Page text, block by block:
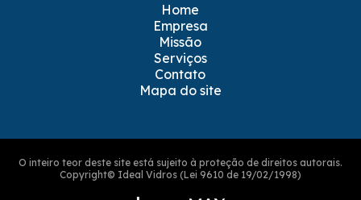
Home
Empresa
Missão
Serviços
Contato
Mapa do site
O inteiro teor deste site está sujeito à proteção de direitos autorais.
Copyright© Ideal Vidros (Lei 9610 de 19/02/1998)